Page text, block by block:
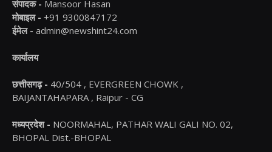
संपादक - Mansoor Hasan
मोबाइल - +91 9300847172
ईमेल - admin@newshint24.com
कार्यालय
छत्तीसगढ़ - 40/504 , EVERGREEN CHOWK ,
BAIJANTAHAPARA , Raipur - CG
मध्यप्रदेश - NOORMAHAL, PATHAR WALI GALI NO. 02,
BHOPAL Dist.-BHOPAL